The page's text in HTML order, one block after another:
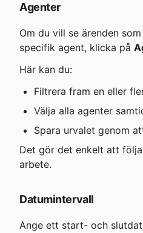
Agenter
Om du vill se ärenden
specifik agent, klicka på
Här kan du:
Filtrera fram en eller
Välja alla agenter
Spara urvalet genom
Det gör det enkelt att
arbete.
Datumintervall
Ange ett start- och